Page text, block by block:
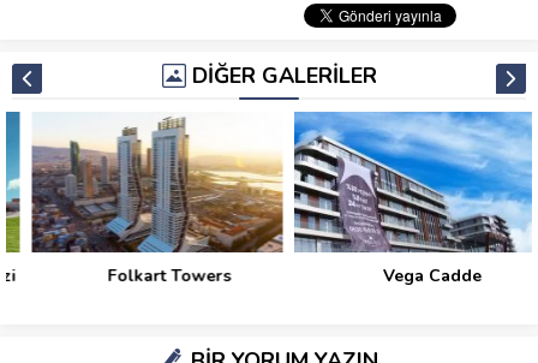
DİĞER GALERİLER
Folkart Towers Vega Cadde